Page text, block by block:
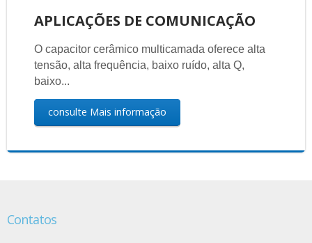
APLICAÇÕES DE COMUNICAÇÃO
O capacitor cerâmico multicamada oferece alta
tensão, alta frequência, baixo ruído, alta Q,
baixo...
consulte Mais informação
Contatos